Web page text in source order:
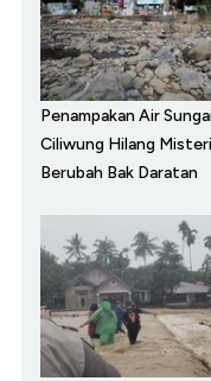
Penampakan Air Sungai
Ciliwung Hilang
Berubah Bak Daratan